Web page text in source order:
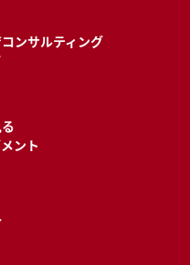
ンサルティング
ント